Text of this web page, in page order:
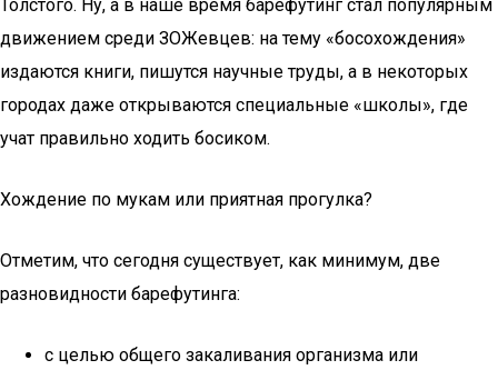
Толстого. Ну, а в наше время барефутинг стал популярным
движением среди ЗОЖевцев: на тему «босохождения»
издаются книги, пишутся научные труды, а в некоторых
городах даже открываются специальные «школы», где
учат правильно ходить босиком.
Хождение по мукам или приятная прогулка?
Отметим, что сегодня существует, как минимум, две
разновидности барефутинга:
с целью общего закаливания организма или